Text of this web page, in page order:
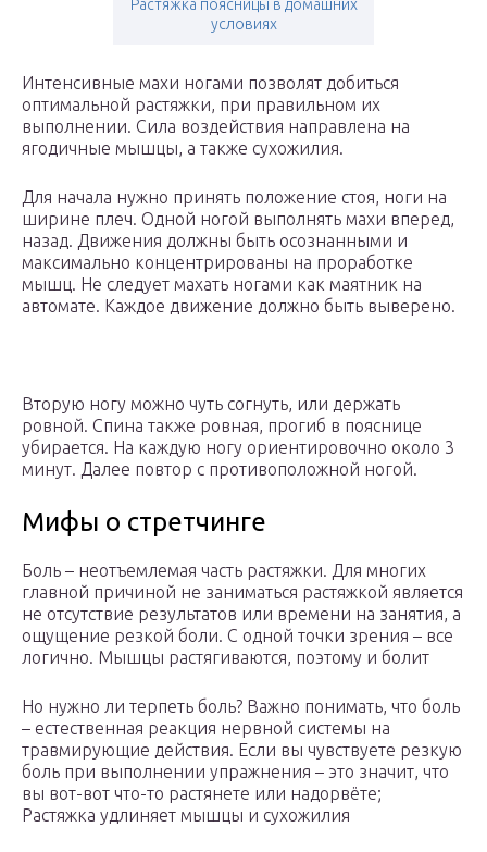
Растяжка поясницы в домашних
условиях
Интенсивные махи ногами позволят добиться
оптимальной растяжки, при правильном их
выполнении. Сила воздействия направлена на
ягодичные мышцы, а также сухожилия.
Для начала нужно принять положение стоя, ноги на
ширине плеч. Одной ногой выполнять махи вперед,
назад. Движения должны быть осознанными и
максимально концентрированы на проработке
мышц. Не следует махать ногами как маятник на
автомате. Каждое движение должно быть выверено.
Вторую ногу можно чуть согнуть, или держать
ровной. Спина также ровная, прогиб в пояснице
убирается. На каждую ногу ориентировочно около 3
минут. Далее повтор с противоположной ногой.
Мифы о стретчинге
Боль – неотъемлемая часть растяжки. Для многих
главной причиной не заниматься растяжкой является
не отсутствие результатов или времени на занятия, а
ощущение резкой боли. С одной точки зрения – все
логично. Мышцы растягиваются, поэтому и болит
Но нужно ли терпеть боль? Важно понимать, что боль
– естественная реакция нервной системы на
травмирующие действия. Если вы чувствуете резкую
боль при выполнении упражнения – это значит, что
вы вот-вот что-то растянете или надорвёте;
Растяжка удлиняет мышцы и сухожилия